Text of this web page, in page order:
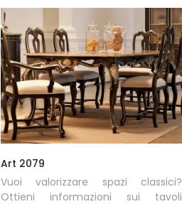
Art 2079
Vuoi valorizzare spazi classici?
Ottieni informazioni sui tavoli